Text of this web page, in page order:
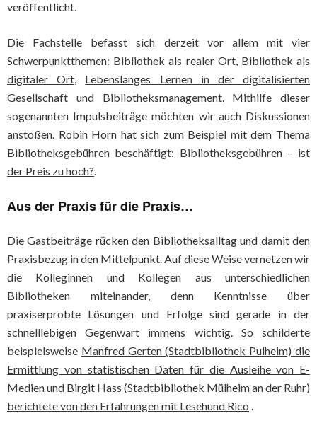
veröffentlicht.
Die Fachstelle befasst sich derzeit vor allem mit vier
Schwerpunktthemen: Bibliothek als realer Ort, Bibliothek als
digitaler Ort, Lebenslanges Lernen in der digitalisierten
Gesellschaft und Bibliotheksmanagement. Mithilfe dieser
sogenannten Impulsbeiträge möchten wir auch Diskussionen
anstoßen. Robin Horn hat sich zum Beispiel mit dem Thema
Bibliotheksgebühren beschäftigt: Bibliotheksgebühren – ist
der Preis zu hoch?.
Aus der Praxis für die Praxis…
Die Gastbeiträge rücken den Bibliotheksalltag und damit den
Praxisbezug in den Mittelpunkt. Auf diese Weise vernetzen wir
die Kolleginnen und Kollegen aus unterschiedlichen
Bibliotheken miteinander, denn Kenntnisse über
praxiserprobte Lösungen und Erfolge sind gerade in der
schnelllebigen Gegenwart immens wichtig. So schilderte
beispielsweise Manfred Gerten (Stadtbibliothek Pulheim) die
Ermittlung von statistischen Daten für die Ausleihe von E-
Medienund Birgit Hass (Stadtbibliothek Mülheim an der Ruhr)
berichtete von den Erfahrungen mit Lesehund Rico .